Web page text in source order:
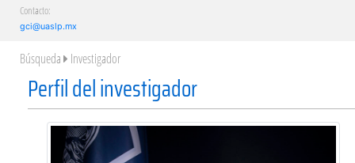
Contacto:
gci@uaslp.mx
Búsqueda Investigador
Perfil del investigador